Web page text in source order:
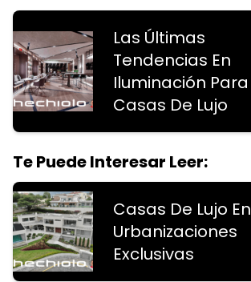
Las Últimas
Tendencias En
Iluminación Para
Casas De Lujo
Te Puede Interesar Leer:
Casas De Lujo En
Urbanizaciones
Exclusivas